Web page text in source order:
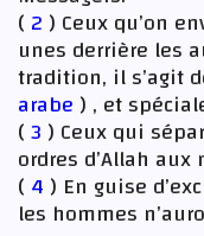
( 2 ) Ceux qu’on
unes derrière les
tradition, il s’agit
arabe ) , et
(3 ) Ceux qui
ordres d’Allah aux
( 4 ) En guise
les hommes